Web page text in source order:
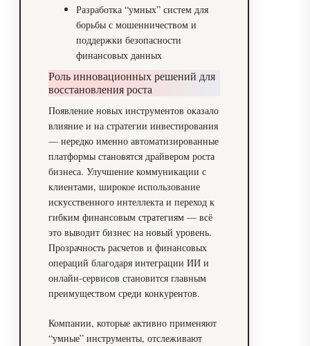
Разработка “умных” систем для
борьбы с мошенничеством и
поддержки безопасности
финансовых данных
Роль инновационных решений для
восстановления роста
Появление новых инструментов оказало
влияние и на стратегии инвестирования
— нередко именно автоматизированные
платформы становятся драйвером роста
бизнеса. Улучшение коммуникации с
клиентами, широкое использование
искусственного интеллекта и переход к
гибким финансовым стратегиям — всё
это выводит бизнес на новый уровень.
Прозрачность расчетов и финансовых
операций благодаря интеграции ИИ и
онлайн-сервисов становится главным
преимуществом среди конкурентов.
Компании, которые активно применяют
“умные” инструменты, отслеживают